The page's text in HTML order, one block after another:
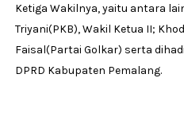
Ketiga Wakilnya, yaitu antara
Triyani(PKB), Wakil Ketua II;
Faisal(Partai Golkar) serta
DPRD Kabupaten Pemalang.